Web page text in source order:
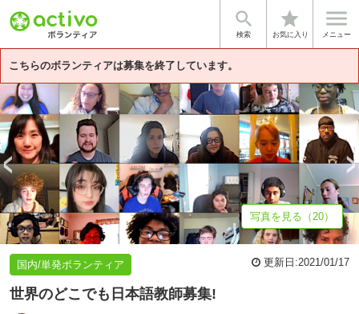

検索
star
お気に入り

メニュー
こちらのボランティアは募集を終了しています。
基本情報 募集詳細 企業情報
写真を見る（20）
国内/単発ボランティア 更新日:2021/01/17
世界のどこでも日本語教師募集!